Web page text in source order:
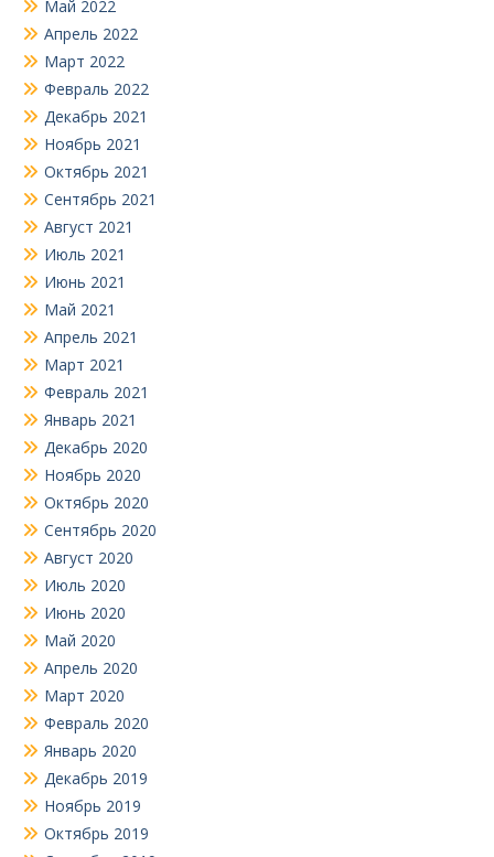
Май 2022
Апрель 2022
Март 2022
Февраль 2022
Декабрь 2021
Ноябрь 2021
Октябрь 2021
Сентябрь 2021
Август 2021
Июль 2021
Июнь 2021
Май 2021
Апрель 2021
Март 2021
Февраль 2021
Январь 2021
Декабрь 2020
Ноябрь 2020
Октябрь 2020
Сентябрь 2020
Август 2020
Июль 2020
Июнь 2020
Май 2020
Апрель 2020
Март 2020
Февраль 2020
Январь 2020
Декабрь 2019
Ноябрь 2019
Октябрь 2019